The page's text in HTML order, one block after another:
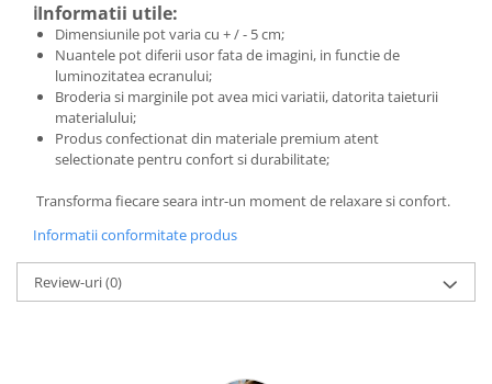
ℹ️Informatii utile:
Dimensiunile pot varia cu + / - 5 cm;
Nuantele pot diferii usor fata de imagini, in functie de
luminozitatea ecranului;
Broderia si marginile pot avea mici variatii, datorita taieturii
materialului;
Produs confectionat din materiale premium atent
selectionate pentru confort si durabilitate;
Transforma fiecare seara intr-un moment de relaxare si confort.
Informatii conformitate produs
Review-uri(0)